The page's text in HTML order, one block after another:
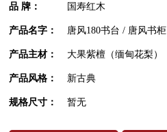
品 牌： 国寿红木
产品名字： 唐风180书台 / 唐风书柜
产品主材： 大果紫檀（缅甸花梨）
产品风格： 新古典
规格尺寸： 暂无